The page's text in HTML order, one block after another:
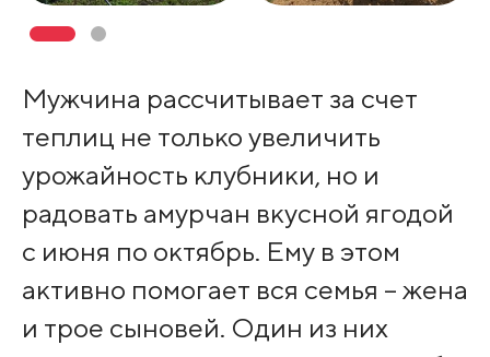
Мужчина рассчитывает за счет
теплиц не только увеличить
урожайность клубники, но и
радовать амурчан вкусной ягодой
с июня по октябрь. Ему в этом
активно помогает вся семья – жена
и трое сыновей. Один из них